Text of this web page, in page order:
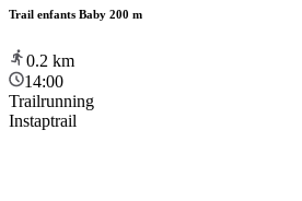
Trail enfants Baby 200 m
0.2 km
14:00
Trailrunning
Instaptrail